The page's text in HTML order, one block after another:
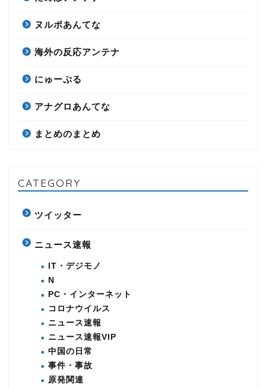
ヌルポあんてな
海外の反応アンテナ
にゅーぷる
アナグロあんてな
まとめのまとめ
CATEGORY
ツイッター
ニュース速報
IT・デジモノ
N
PC・インターネット
コロナウイルス
ニュース速報
ニュース速報VIP
中国の日常
事件・事故
原発関連